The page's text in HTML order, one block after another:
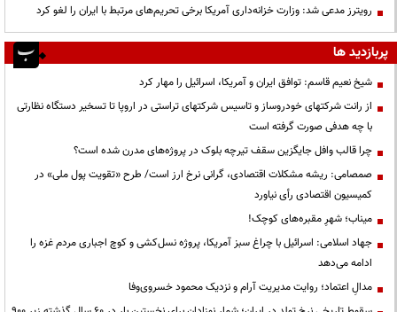
رویترز مدعی شد: وزارت خزانه‌داری آمریکا برخی تحریم‌های مرتبط با ایران را لغو کرد
پربازدید ها
شیخ نعیم قاسم: توافق ایران و آمریکا، اسرائیل را مهار کرد
از رانت‌ شرکتهای خودروساز و تاسیس شرکتهای تراستی در اروپا تا تسخیر دستگاه نظارتی
با چه هدفی صورت گرفته است
چرا قالب وافل جایگزین سقف تیرچه بلوک در پروژه‌های مدرن شده است؟
صمصامی: ریشه مشکلات اقتصادی، گرانی نرخ ارز است/ طرح «تقویت پول ملی» در
کمیسیون اقتصادی رأی نیاورد
میناب؛ شهرِ مقبره‌های کوچک!
جهاد اسلامی: اسرائیل با چراغ سبز آمریکا، پروژه نسل‌کشی و کوچ اجباری مردم غزه را
ادامه می‌دهد
مدالِ اعتماد؛ روایت مدیریت آرام و نزدیک محمود خسروی‌وفا